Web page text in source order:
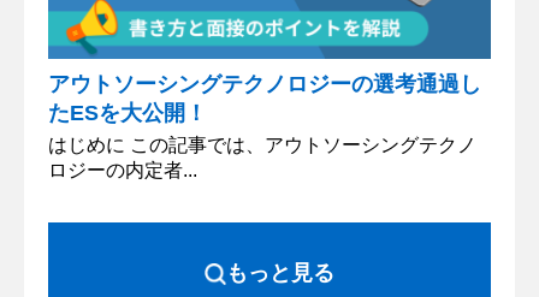
アウトソーシングテクノロジーの選考通過し
たESを大公開！
はじめに この記事では、アウトソーシングテクノ
ロジーの内定者...
もっと見る